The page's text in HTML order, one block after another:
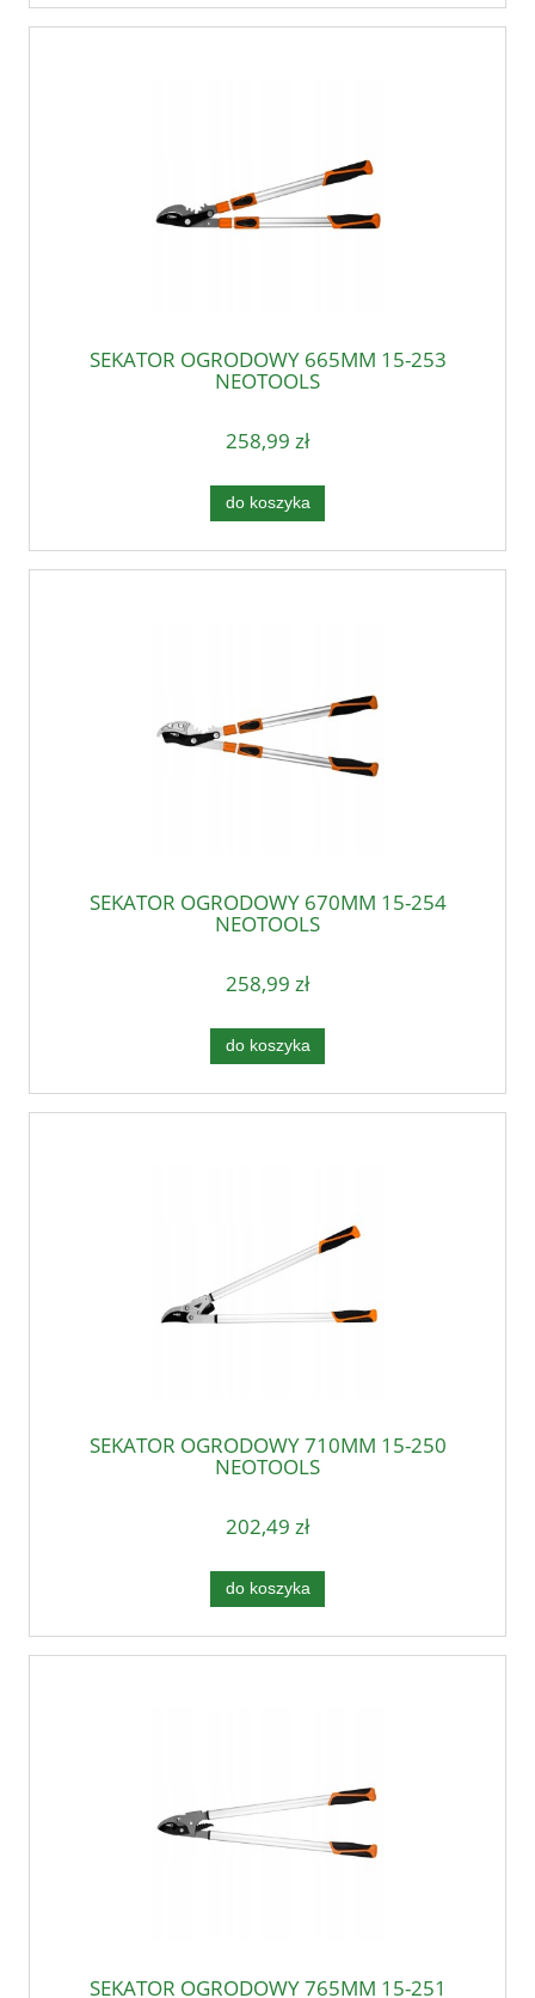
SEKATOR OGRODOWY 665MM 15-253
NEOTOOLS
258,99 zł
do koszyka
SEKATOR OGRODOWY 670MM 15-254
NEOTOOLS
258,99 zł
do koszyka
SEKATOR OGRODOWY 710MM 15-250
NEOTOOLS
202,49 zł
do koszyka
SEKATOR OGRODOWY 765MM 15-251